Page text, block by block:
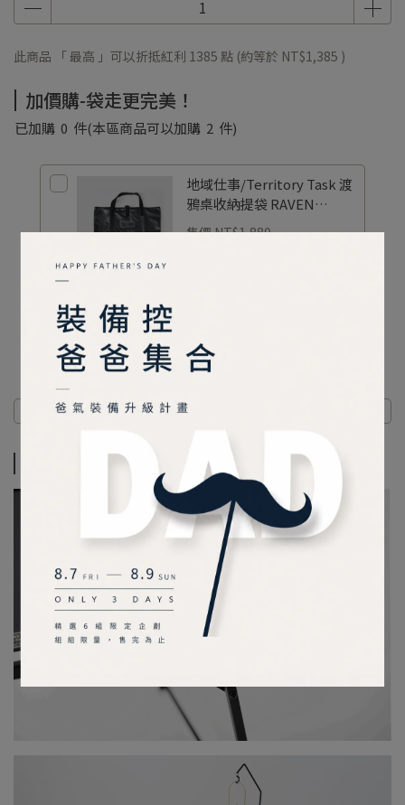
此商品 「 最高 」可以折抵紅利 1385 點 (約等於 NT$1,385 )
加價購-袋走更完美！
已加購 0 件(本區商品可以加購 2 件)
地域仕事/Territory Task 渡
鴉桌收納提袋 RAVEN
CARRY BAG
售價NT$1,880
商品介紹